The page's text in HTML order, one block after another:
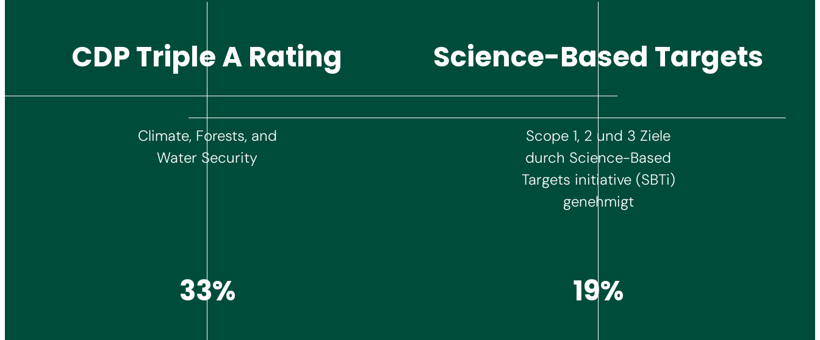
CDP Triple A Rating
Climate, Forests, and
Water Security
Science-Based Targets
Scope 1, 2 und 3 Ziele
durch Science-Based
Targets initiative (SBTi)
genehmigt
35% 21%